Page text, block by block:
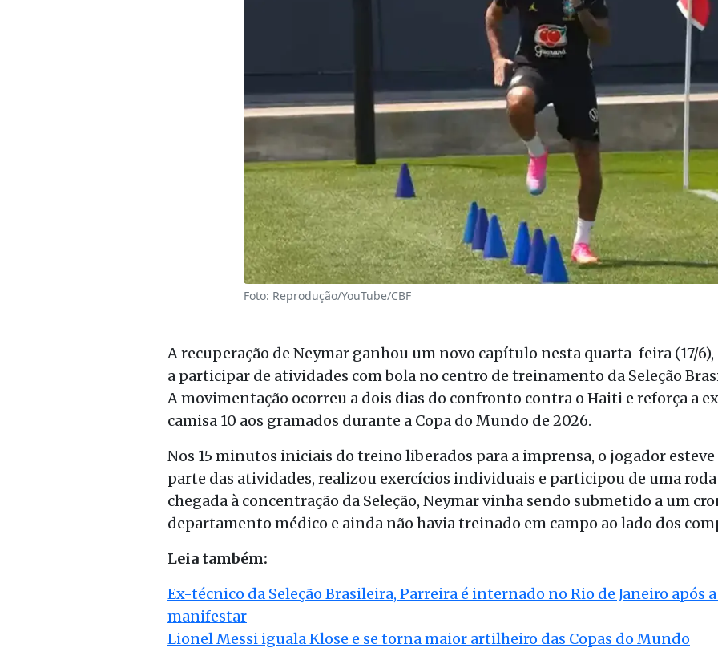
Foto: Reprodução/YouTube/CBF
A recuperação de Neymar ganhou um novo capítulo nesta quarta-feira (17/
a participar de atividades com bola no centro de treinamento da Seleção
A movimentação ocorreu a dois dias do confronto contra o Haiti e reforça a
camisa 10 aos gramados durante a Copa do Mundo de 2026.
Nos 15 minutos iniciais do treino liberados para a imprensa, o jogador
parte das atividades, realizou exercícios individuais e participou de uma roda
chegada à concentração da Seleção, Neymar vinha sendo submetido a um
departamento médico e ainda não havia treinado em campo ao lado dos
Leia também:
Ex-técnico da Seleção Brasileira, Parreira é internado no Rio de Janeiro após
manifestar
Lionel Messi iguala Klose e se torna maior artilheiro das Copas do Mundo